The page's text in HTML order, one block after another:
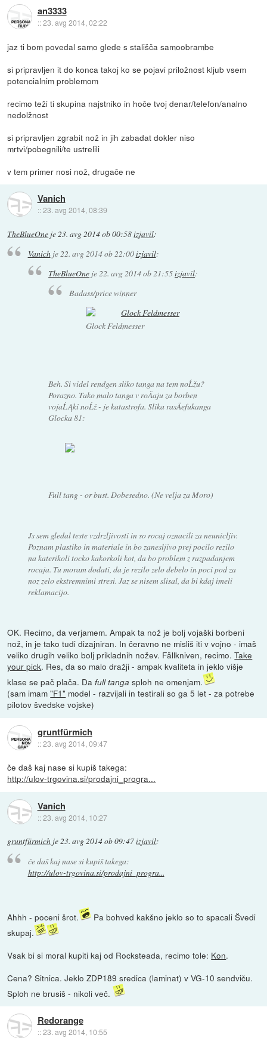
an3333
::23. avg 2014, 02:22
jaz ti bom povedal samo glede s stališča samoobrambe
si pripravljen it do konca takoj ko se pojavi priložnost kljub vsem
potencialnim problemom
recimo teži ti skupina najstniko in hoče tvoj denar/telefon/analno
nedolžnost
si pripravljen zgrabit nož in jih zabadat dokler niso
mrtvi/pobegnili/te ustrelili
v tem primer nosi nož, drugače ne
Vanich
::23. avg 2014, 08:39
TheBlueOne je23. avg 2014 ob 00:58izjavil:
Vanichje22. avg 2014 ob 22:00izjavil:
TheBlueOne je22. avg 2014 ob 21:55izjavil:
Badass/price winner
Glock Feldmesser
Beh. Si videl rendgen slikotangana tem noĹžu?
Porazno. Tako malotanga v roÄaju za borben
vojaĹĄki noĹž - je katastrofa. Slika rasÄefukanga
Glocka 81:
Full tang - or bust. Dobesedno. (Ne velja za Moro)
Js sem gledal teste vzdrzljivosti in so rocaj oznacili za neunicljiv.
Poznam plastiko in materiale in bo zanesljivo prej pocilo rezilo
na katerikoli tocko kakorkoli kot, da bo problem z razpadanjem
rocaja. Tu moram dodati, da je rezilo zelo debelo in poci pod za
noz zelo ekstremnimi stresi. Jaz se nisem slisal, da bi kdaj imeli
reklamacijo.
OK. Recimo, da verjamem. Ampak ta nož je bolj vojaški borbeni
nož, in je tako tudi dizajniran. In čeravno ne misliš iti v vojno - imaš
veliko drugih veliko bolj prikladnih nožev. Fällkniven, recimo.Take
your pick. Res, da so malo dražji - ampak kvaliteta in jeklo višje
klase se pač plača. Dafull tangasploh ne omenjam.
(sam imam"F1" model - razvijali in testirali so ga 5 let - za potrebe
pilotov švedske vojske)
gruntfürmich
::23. avg 2014, 09:47
če daš kaj nase si kupiš takega:
http://ulov-trgovina.si/prodajni_progra...
Vanich
::23. avg 2014, 10:27
gruntfürmich je23. avg 2014 ob 09:47izjavil:
če daš kaj nase si kupiš takega:
http://ulov-trgovina.si/prodajni_progra...
Ahhh - poceni šrot.
Pa bohved kakšno jeklo so to spacali Švedi
skupaj.
Vsak bi si moral kupiti kaj od Rocksteada, recimo tole: Kon.
Cena? Sitnica. Jeklo ZDP189 sredica (laminat) v VG-10 sendviču.
Sploh ne brusiš - nikoli več.
Redorange
::23. avg 2014, 10:55